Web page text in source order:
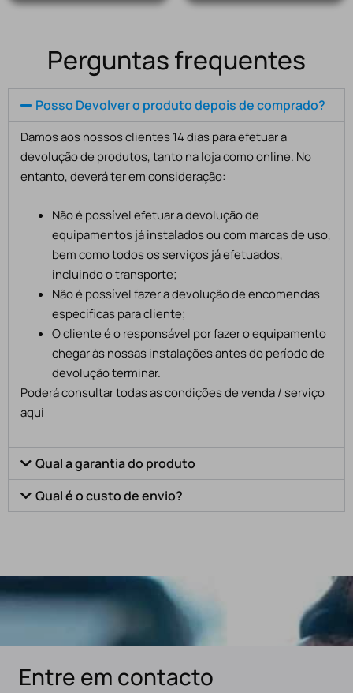
Perguntas frequentes
Posso Devolver o produto depois de comprado?
Damos aos nossos clientes 14 dias para efetuar a
devolução de produtos, tanto na loja como online. No
entanto, deverá ter em consideração:
Não é possível efetuar a devolução de
equipamentos já instalados ou com marcas de uso,
bem como todos os serviços já efetuados,
incluindo o transporte;
Não é possível fazer a devolução de encomendas
especificas para cliente;
O cliente é o responsável por fazer o equipamento
chegar às nossas instalações antes do período de
devolução terminar.
Poderá consultar todas as condições de venda / serviço
aqui
Qual a garantia do produto
Qual é o custo de envio?
Entre em contacto